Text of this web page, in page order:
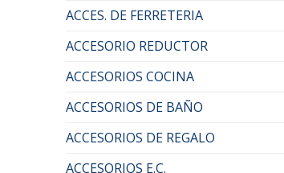
ACCES. DE FERRETERIA
ACCESORIO REDUCTOR
ACCESORIOS COCINA
ACCESORIOS DE BAÑO
ACCESORIOS DE REGALO
ACCESORIOS E.C.